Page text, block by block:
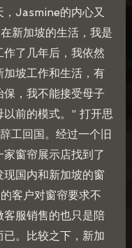
，Jasmine的内心又
新加坡的生活，我是
了几年后，我依然
坡工作和生活，有
，我不能接受母子
前的模式。” 打开思
工回国。经过一个旧
窗帘展示店找到了
国内和新加坡的窗
客户对窗帘要求不
服销售的也只是陪
。比较之下，新加